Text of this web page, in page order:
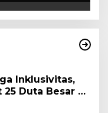
Inklusivitas,
Duta Besar di